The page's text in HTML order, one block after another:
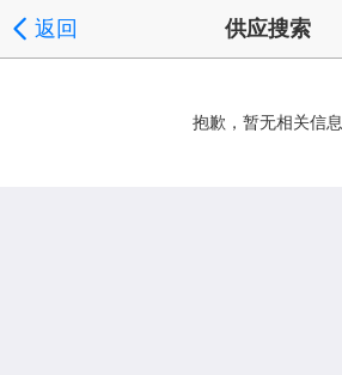
返回 供应搜索
抱歉，暂无相关信息